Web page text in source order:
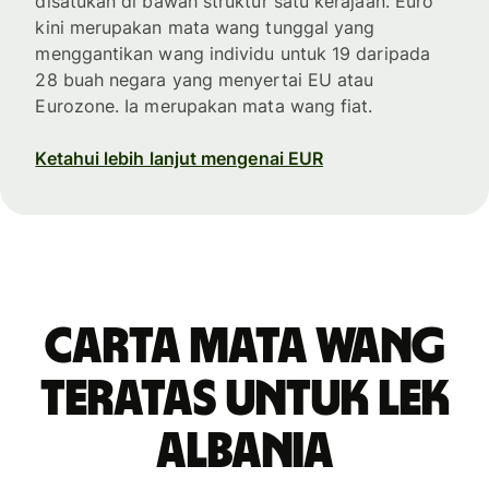
kini merupakan mata wang tunggal yang
menggantikan wang individu untuk 19 daripada
28 buah negara yang menyertai EU atau
Eurozone. Ia merupakan mata wang fiat.
Ketahui lebih lanjut mengenai EUR
Carta mata wang
teratas untuk lek
Albania